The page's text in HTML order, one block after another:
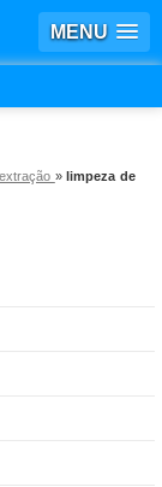
MENU
»limpeza de